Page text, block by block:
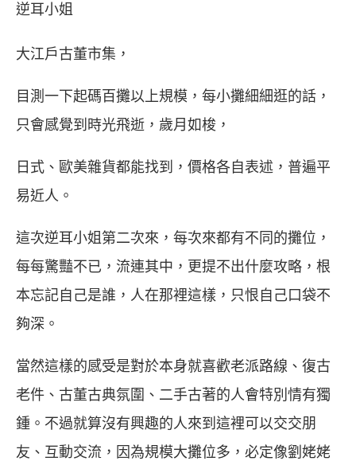
逆耳小姐
大江戶古董市集，
目測一下起碼百攤以上規模，每小攤細細逛的話，
只會感覺到時光飛逝，歲月如梭，
日式、歐美雜貨都能找到，價格各自表述，普遍平
易近人。
這次逆耳小姐第二次來，每次來都有不同的攤位，
每每驚豔不已，流連其中，更提不出什麼攻略，根
本忘記自己是誰，人在那裡這樣，只恨自己口袋不
夠深。
當然這樣的感受是對於本身就喜歡老派路線、復古
老件、古董古典氛圍、二手古著的人會特別情有獨
鍾。不過就算沒有興趣的人來到這裡可以交交朋
友、互動交流，因為規模大攤位多，必定像劉姥姥